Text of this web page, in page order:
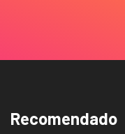
Recomendado